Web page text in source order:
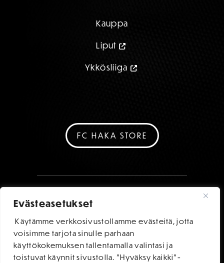
Evästeasetukset
Käytämme verkkosivustollamme evästeitä, jotta
voisimme tarjota sinulle parhaan
käyttökokemuksen tallentamalla valintasi ja
toistuvat käynnit sivustolla. "Hyväksy kaikki"-
Kauppa
Liput
Ykkösliiga
FC HAKA STORE